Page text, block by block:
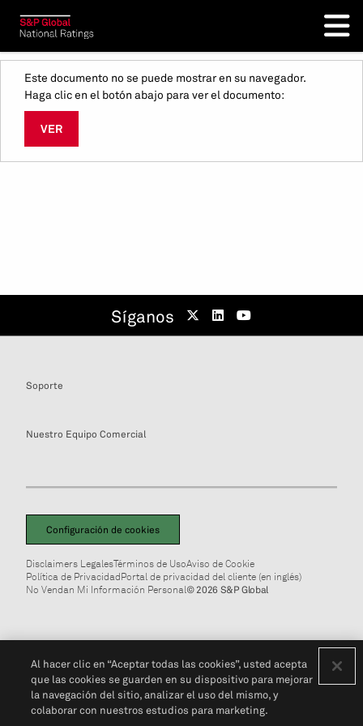
Este documento no se puede mostrar en su navegador.
Haga clic en el botón abajo para ver el documento:
VER
Síganos
Soporte
Nuestro Equipo Comercial
Configuración de cookies
Disclaimers LegalesTérminos de UsoAviso de Cookie
Política de PrivacidadPortal de privacidad del cliente (en inglés)
No Vendan Mi Información Personal© 2026 S&P Global
Al hacer clic en “Aceptar todas las cookies”, usted acepta
que las cookies se guarden en su dispositivo para mejorar
la navegación del sitio, analizar el uso del mismo, y
colaborar con nuestros estudios para marketing.